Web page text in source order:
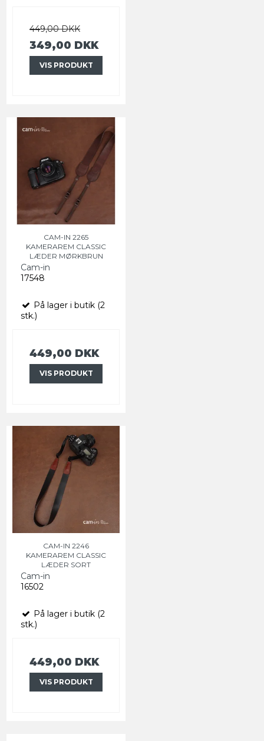
449,00 DKK
349,00 DKK
VIS PRODUKT
CAM-IN 2265
KAMERAREM CLASSIC
LÆDER MØRKBRUN
Cam-in
17548
På lager i butik (2
stk.)
449,00 DKK
VIS PRODUKT
CAM-IN 2246
KAMERAREM CLASSIC
LÆDER SORT
Cam-in
16502
På lager i butik (2
stk.)
449,00 DKK
VIS PRODUKT